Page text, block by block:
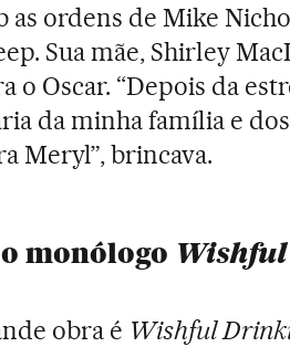
as ordens de Mike
Sua mãe, Shirley
o Oscar. “Depois da
da minha família e
Meryl”, brincava.
monólogo
obra é Wishful